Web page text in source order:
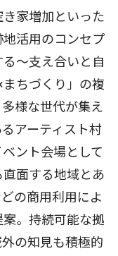
家増加といった
活用のコンセプ
〜支え合いと自
ちづくり」の複
様な世代が集え
アーティスト村
ント会場として
面する地域とあ
の商用利用によ
。持続可能な拠
の知見も積極的